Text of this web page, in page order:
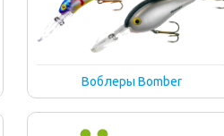
Воблеры Bomber